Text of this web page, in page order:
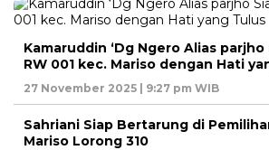
Kamaruddin ‘Dg Ngero Alias
RW 001 kec. Mariso dengan Hati
27 November 2025 | 9:27 pm WIB
Sahriani Siap Bertarung di
Mariso Lorong 310